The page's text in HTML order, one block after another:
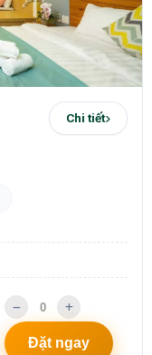
Chi tiết
Đặt ngay